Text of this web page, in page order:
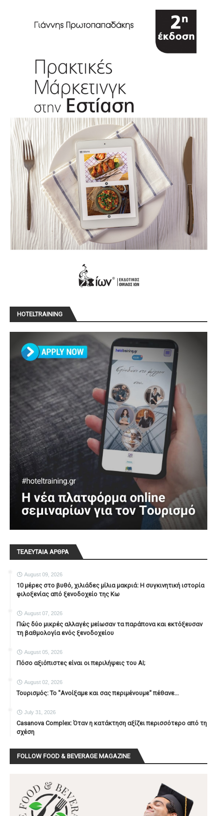
HOTELTRAINING
ΤΕΛΕΥΤΑΙΑ ΑΡΘΡΑ
August 09, 2026
10 μέρες στο βυθό, χιλιάδες μίλια μακριά: Η συγκινητική ιστορία
φιλοξενίας από ξενοδοχείο της Κω
August 07, 2026
Πώς δύο μικρές αλλαγές μείωσαν τα παράπονα και εκτόξευσαν
τη βαθμολογία ενός ξενοδοχείου
August 05, 2026
Πόσο αξιόπιστες είναι οι περιλήψεις του ΑΙ;
August 02, 2026
Τουρισμός: Το "Ανοίξαμε και σας περιμένουμε" πέθανε...
July 31, 2026
Casanova Complex: Όταν η κατάκτηση αξίζει περισσότερο από τη
σχέση
FOLLOW FOOD & BEVERAGE MAGAZINE